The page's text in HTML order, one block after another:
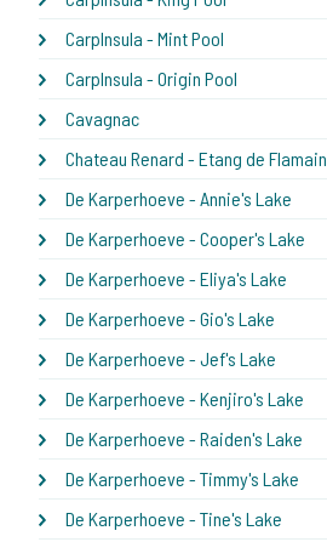
CarpInsula - Mint Pool
CarpInsula - Origin Pool
Cavagnac
Chateau Renard - Etang de Flamain
De Karperhoeve - Annie's Lake
De Karperhoeve - Cooper's Lake
De Karperhoeve - Eliya's Lake
De Karperhoeve - Gio's Lake
De Karperhoeve - Jef's Lake
De Karperhoeve - Kenjiro's Lake
De Karperhoeve - Raiden's Lake
De Karperhoeve - Timmy's Lake
De Karperhoeve - Tine's Lake